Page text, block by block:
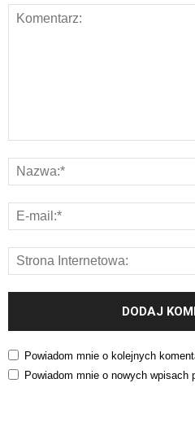
Powiadom mnie o kolejnych
Powiadom mnie o nowych wpisach